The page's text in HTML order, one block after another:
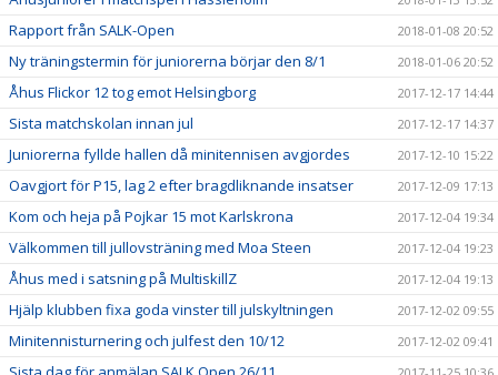
Rapport från SALK-Open 2018-01-08 20:52
Ny träningstermin för juniorerna börjar den 8/1 2018-01-06 20:52
Åhus Flickor 12 tog emot Helsingborg 2017-12-17 14:44
Sista matchskolan innan jul 2017-12-17 14:37
Juniorerna fyllde hallen då minitennisen avgjordes 2017-12-10 15:22
Oavgjort för P15, lag 2 efter bragdliknande insatser 2017-12-09 17:13
Kom och heja på Pojkar 15 mot Karlskrona 2017-12-04 19:34
Välkommen till jullovsträning med Moa Steen 2017-12-04 19:23
Åhus med i satsning på MultiskillZ 2017-12-04 19:13
Hjälp klubben fixa goda vinster till julskyltningen 2017-12-02 09:55
Minitennisturnering och julfest den 10/12 2017-12-02 09:41